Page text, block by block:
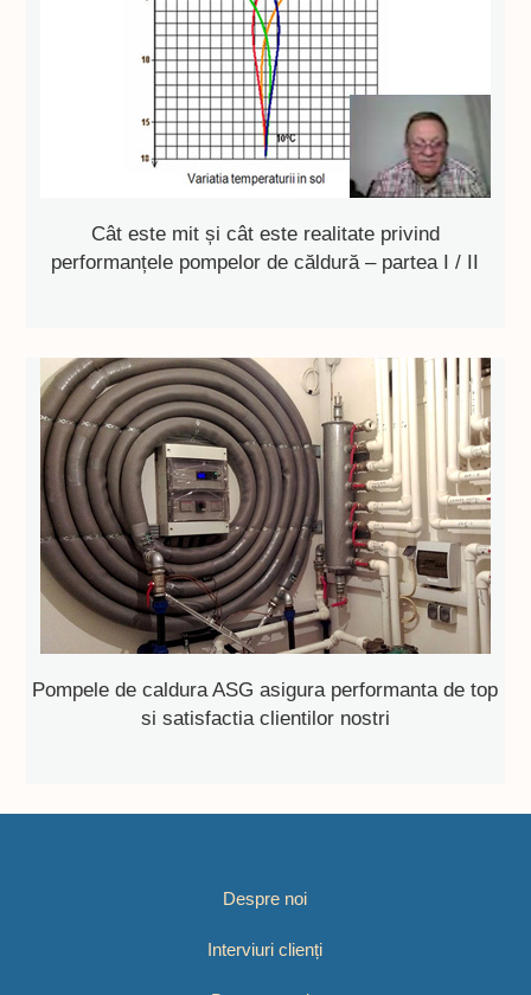
Cât este mit și cât este realitate privind
performanțele pompelor de căldură – partea I / II
Pompele de caldura ASG asigura performanta de top
si satisfactia clientilor nostri
Despre noi
Interviuri clienți